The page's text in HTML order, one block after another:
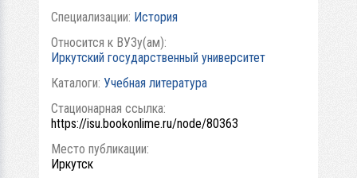
Специализации: История
Относится к ВУЗу(ам):
Иркутский государственный университет
Каталоги: Учебная литература
Стационарная ссылка:
https://isu.bookonlime.ru/node/80363
Место публикации:
Иркутск